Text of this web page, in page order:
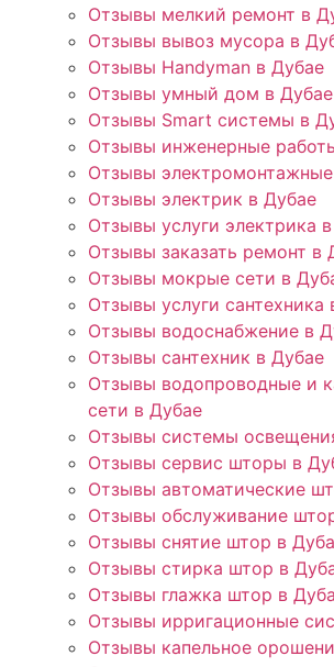
Отзывы мелкий ремонт в
Отзывы вывоз мусора в
Отзывы Handyman в Дубае
Отзывы умный дом в Дубае
Отзывы Smart системы в
Отзывы инженерные
Отзывы
Отзывы электрик в Дубае
Отзывы услуги электрика
Отзывы заказать ремонт в
Отзывы мокрые сети в
Отзывы услуги сантехника
Отзывы водоснабжение в
Отзывы сантехник в Дубае
Отзывы водопроводные и
сети в Дубае
Отзывы системы
Отзывы сервис шторы в
Отзывы автоматические
Отзывы обслуживание
Отзывы снятие штор в
Отзывы стирка штор в
Отзывы глажка штор в
Отзывы ирригационные
Отзывы капельное